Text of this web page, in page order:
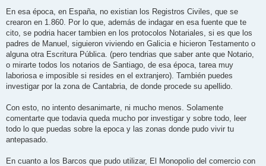
En esa época, en España, no existian los Registros Civiles, que se
crearon en 1.860. Por lo que, además de indagar en esa fuente que te
cito, se podria hacer tambien en los protocolos Notariales, si es que los
padres de Manuel, siguieron viviendo en Galicia e hicieron Testamento o
alguna otra Escritura Pública. (pero tendrias que saber ante que Notario,
o mirarte todos los notarios de Santiago, de esa época, tarea muy
laboriosa e imposible si resides en el extranjero). También puedes
investigar por la zona de Cantabria, de donde procede su apellido.
Con esto, no intento desanimarte, ni mucho menos. Solamente
comentarte que todavia queda mucho por investigar y sobre todo, leer
todo lo que puedas sobre la epoca y las zonas donde pudo vivir tu
antepasado.
En cuanto a los Barcos que pudo utilizar, El Monopolio del comercio con